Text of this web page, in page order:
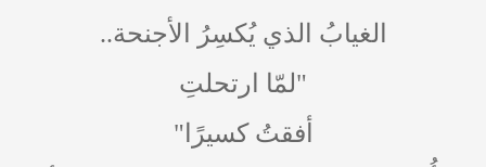
الغيابُ الذي يُكسِرُ الأجنحة..
"لمّا ارتحلتِ
أفقتُ كسيرًا"